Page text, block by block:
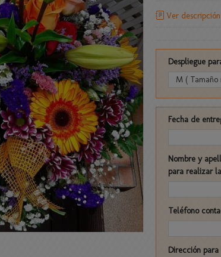
Ver descripción
Despliegue
Fecha de
Nombre y
para realizar
Teléfono
Dirección